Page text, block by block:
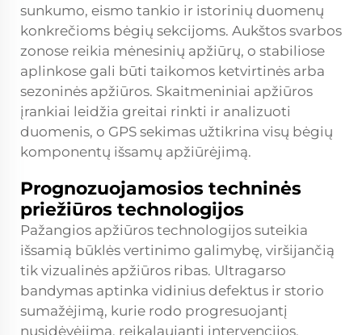
sunkumo, eismo tankio ir istorinių duomenų
konkrečioms bėgių sekcijoms. Aukštos svarbos
zonose reikia mėnesinių apžiūrų, o stabiliose
aplinkose gali būti taikomos ketvirtinės arba
sezoninės apžiūros. Skaitmeniniai apžiūros
įrankiai leidžia greitai rinkti ir analizuoti
duomenis, o GPS sekimas užtikrina visų bėgių
komponentų išsamų apžiūrėjimą.
Prognozuojamosios techninės
priežiūros technologijos
Pažangios apžiūros technologijos suteikia
išsamią būklės vertinimo galimybę, viršijančią
tik vizualinės apžiūros ribas. Ultragarso
bandymas aptinka vidinius defektus ir storio
sumažėjimą, kurie rodo progresuojantį
nusidėvėjimą, reikalaujantį intervencijos.